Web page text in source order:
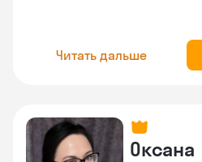
Читать дальше
Оксана